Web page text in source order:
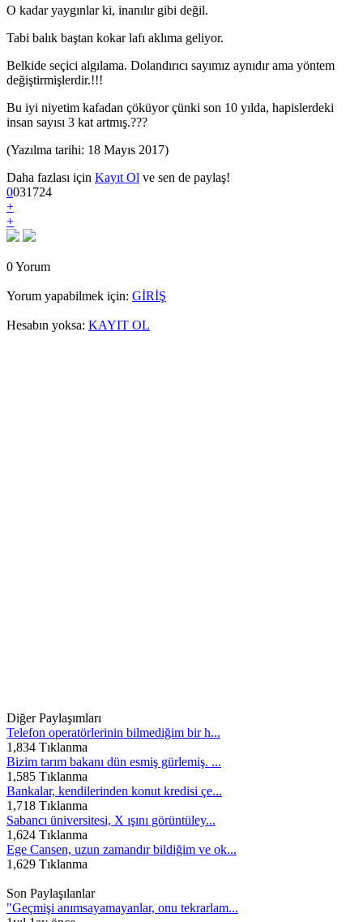
O kadar yaygınlar ki, inanılır gibi değil.
Tabi balık baştan kokar lafı aklıma geliyor.
Belkide seçici algılama. Dolandırıcı sayımız aynıdır ama yöntem
değiştirmişlerdir.!!!
Bu iyi niyetim kafadan çöküyor çünki son 10 yılda, hapislerdeki
insan sayısı 3 kat artmış.???
(Yazılma tarihi: 18 Mayıs 2017)
Daha fazlası için Kayıt Ol ve sen de paylaş!
0031724
+
+
0 Yorum
Yorum yapabilmek için: GİRİŞ
Hesabın yoksa: KAYIT OL
Diğer Paylaşımları
Telefon operatörlerinin bilmediğim bir h...
1,834 Tıklanma
Bizim tarım bakanı dün esmiş gürlemiş. ...
1,585 Tıklanma
Bankalar, kendilerinden konut kredisi çe...
1,718 Tıklanma
Sabancı üniversitesi, X ışını görüntüley...
1,624 Tıklanma
Ege Cansen, uzun zamandır bildiğim ve ok...
1,629 Tıklanma
Son Paylaşılanlar
"Geçmişi anımsayamayanlar, onu tekrarlam...